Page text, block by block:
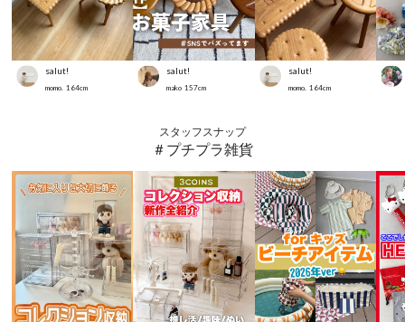
salut!
momo. 164cm
salut!
mako 157cm
salut!
momo. 164cm
スタッフスナップ
＃プチプラ雑貨